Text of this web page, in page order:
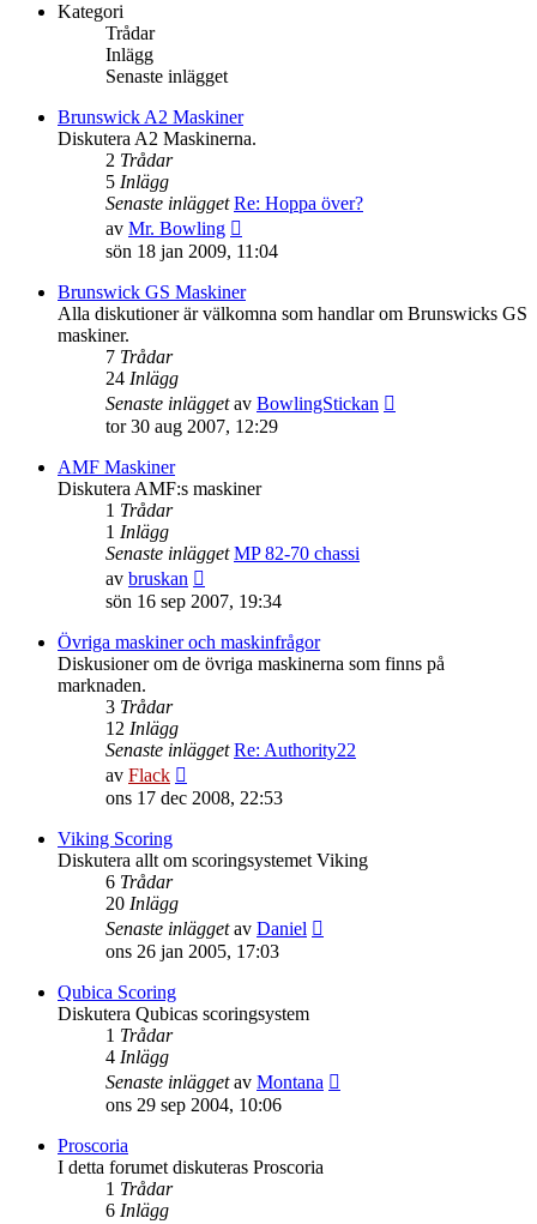
Kategori
Trådar
Inlägg
Senaste inlägget
Brunswick A2 Maskiner
Diskutera A2 Maskinerna.
2 Trådar
5 Inlägg
Senaste inlägget Re: Hoppa över?
av Mr. Bowling
till
senaste
inlägget
sön 18 jan 2009, 11:04
Brunswick GS Maskiner
Alla diskutioner är välkomna som handlar om Brunswicks GS
maskiner.
7 Trådar
24 Inlägg
Senaste inläggetav BowlingStickan
tor 30 aug 2007, 12:29
AMF Maskiner
Diskutera AMF:s maskiner
1 Trådar
1 Inlägg
Senaste inlägget MP 82-70 chassi
av bruskan
till
senaste
inlägget
sön 16 sep 2007, 19:34
Övriga maskiner och maskinfrågor
Diskusioner om de övriga maskinerna som finns på
marknaden.
3 Trådar
12 Inlägg
Senaste inlägget Re: Authority22
av Flack
till
inlägget
ons 17 dec 2008, 22:53
Viking Scoring
Diskutera allt om scoringsystemet Viking
6 Trådar
20 Inlägg
Senaste inläggetav Daniel
ons 26 jan 2005, 17:03
Qubica Scoring
Diskutera Qubicas scoringsystem
1 Trådar
4 Inlägg
Senaste inläggetav Montana
ons 29 sep 2004, 10:06
Proscoria
I detta forumet diskuteras Proscoria
1 Trådar
6 Inlägg